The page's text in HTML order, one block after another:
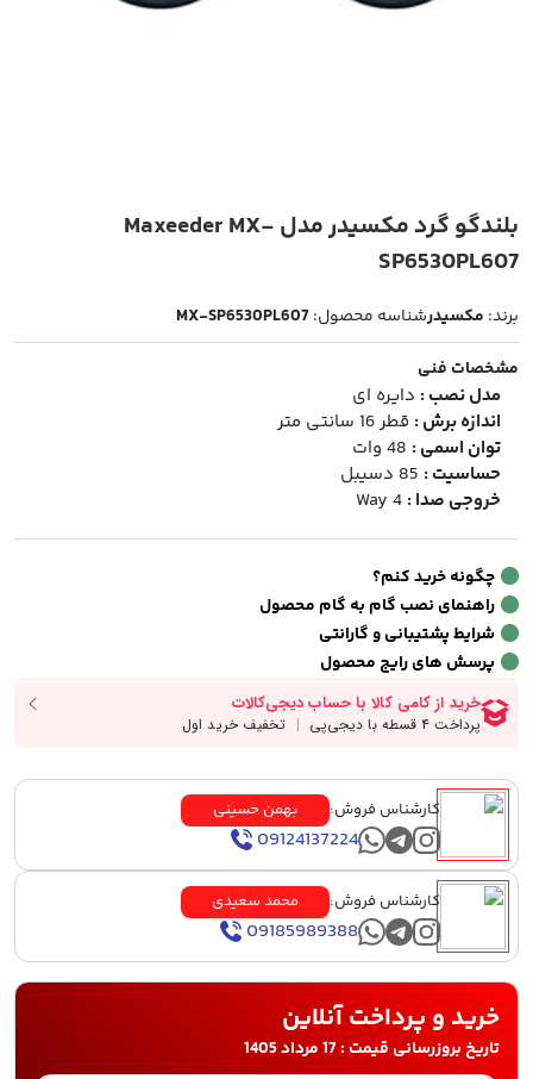
بلندگو گرد مکسیدر مدل Maxeeder MX-
SP6530PL607
برند: مکسیدرشناسه محصول:MX-SP6530PL607
مشخصات فنی
مدل نصب : دایره ای
اندازه برش : قطر 16 سانتی متر
توان اسمی : 48 وات
حساسیت : 85 دسیبل
خروجی صدا : 4 Way
چگونه خرید کنم؟
راهنمای نصب گام به گام محصول
شرایط پشتیبانی و گارانتی
پرسش های رایج محصول
کارشناس فروش: بهمن حسینی
09124137224
کارشناس فروش: محمد سعیدی
09185989388
خرید و پرداخت آنلاین
تاریخ بروزرسانی قیمت : 17 مرداد 1405